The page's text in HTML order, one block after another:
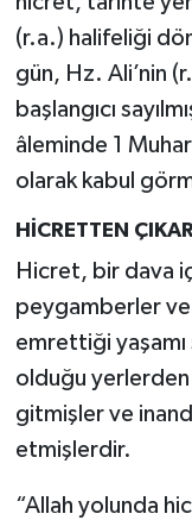
(r.a.) halifeliği
gün, Hz. Ali’nin
başlangıcı
âleminde 1
olarak kabul
HİCRETTEN
Hicret, bir dava
peygamberler ve
emrettiği yaşamı
olduğu
gitmişler ve
etmişlerdir.
“Allah yolunda